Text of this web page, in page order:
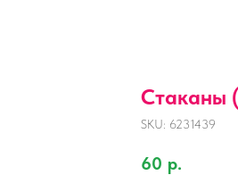
Стаканы
SKU: 6231439
60 р.